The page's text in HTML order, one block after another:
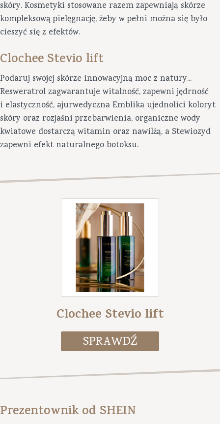
skóry. Kosmetyki stosowane razem zapewniają skórze
kompleksową pielęgnację, żeby w pełni można się było
cieszyć się z efektów.
Clochee Stevio lift
Podaruj swojej skórze innowacyjną moc z natury...
Resweratrol zagwarantuje witalność, zapewni jędrność
i elastyczność, ajurwedyczna Emblika ujednolici koloryt
skóry oraz rozjaśni przebarwienia, organiczne wody
kwiatowe dostarczą witamin oraz nawilżą, a Stewiozyd
zapewni efekt naturalnego botoksu.
Clochee Stevio lift
Prezentownik od SHEIN